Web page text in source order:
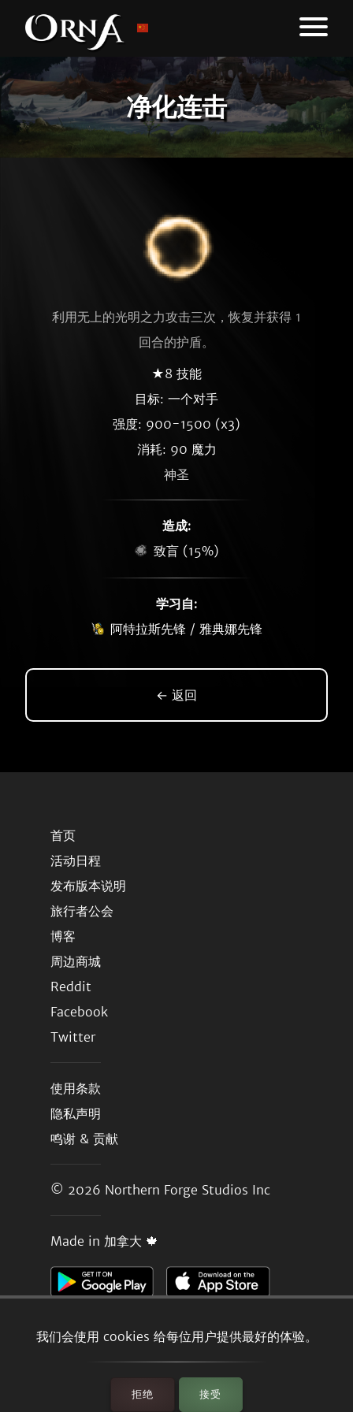
净化连击
我们会使用 cookies 给每位用户提供最好的体验。
拒绝 接受
利用无上的光明之力攻击三次，恢复并获得 1
回合的护盾。
★8 技能
目标: 一个对手
强度: 900-1500 (x3)
消耗: 90 魔力
神圣
造成:
致盲 (15%)
学习自:
阿特拉斯先锋 / 雅典娜先锋
← 返回
首页
活动日程
发布版本说明
旅行者公会
博客
周边商城
Reddit
Facebook
Twitter
使用条款
隐私声明
鸣谢 & 贡献
© 2026 Northern Forge Studios Inc
Made in 加拿大 🍁